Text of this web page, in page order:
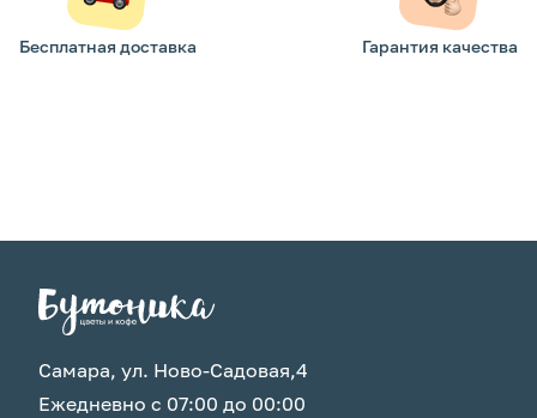
Бесплатная доставка Гарантия качества
Самара, ул. Ново-Садовая,4
Ежедневно с 07:00 до 00:00